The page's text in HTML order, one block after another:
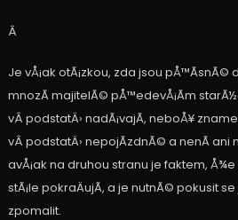
Â
Je vÅ¡ak otÃ¡zkou, zda jsou pÅ™Ã­snÃ©
mnozÃ­ majitelÃ© pÅ™edevÅ¡Ã­m
vÂ podstatÄ› nadÃ¡vajÃ­, neboÅ¥
vÂ podstatÄ› nepojÃ­zdnÃ© a nenÃ­
avÅ¡ak na druhou stranu je faktem, Å¾e
stÃ¡le pokraÄujÃ­, a je nutnÃ© pokusit
zpomalit.